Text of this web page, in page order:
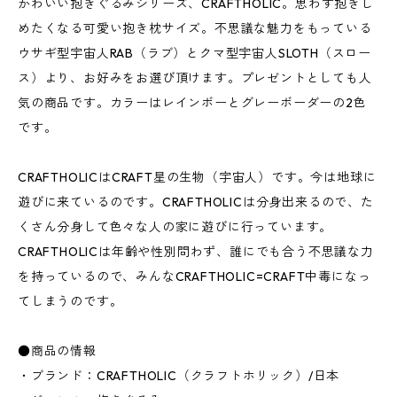
かわいい抱きぐるみシリーズ、CRAFTHOLIC。思わず抱きし
めたくなる可愛い抱き枕サイズ。不思議な魅力をもっている
ウサギ型宇宙人RAB（ラブ）とクマ型宇宙人SLOTH（スロー
ス）より、お好みをお選び頂けます。プレゼントとしても人
気の商品です。カラーはレインボーとグレーボーダーの2色
です。
CRAFTHOLICはCRAFT星の生物（宇宙人）です。今は地球に
遊びに来ているのです。CRAFTHOLICは分身出来るので、た
くさん分身して色々な人の家に遊びに行っています。
CRAFTHOLICは年齢や性別問わず、誰にでも合う不思議な力
を持っているので、みんなCRAFTHOLIC=CRAFT中毒になっ
てしまうのです。
●商品の情報
・ブランド：CRAFTHOLIC（クラフトホリック）/日本